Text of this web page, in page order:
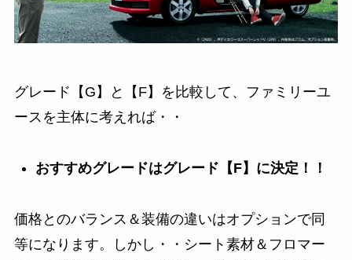
グレード【G】と【F】を比較して、ファミリーユ
ースを主体に考えれば・・
おすすめグレードはグレード【F】に決定！！
価格とのバランス＆装備の違いはオプションで同
等になります。しかし・・シート素材＆フロマー